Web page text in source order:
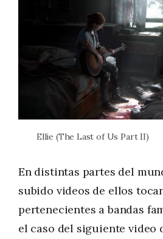
Ellie (The Last of Us Part II)
En distintas partes del
subido videos de ellos
pertenecientes a bandas
el caso del siguiente video